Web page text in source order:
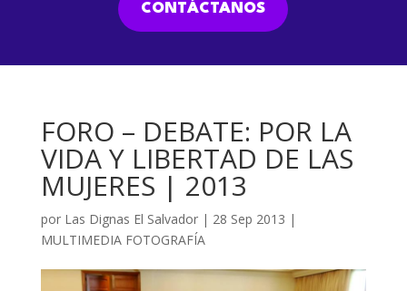
CONTÁCTANOS
FORO – DEBATE: POR LA
VIDA Y LIBERTAD DE LAS
MUJERES | 2013
por Las Dignas El Salvador| 28 Sep 2013 |
MULTIMEDIA FOTOGRAFÍA